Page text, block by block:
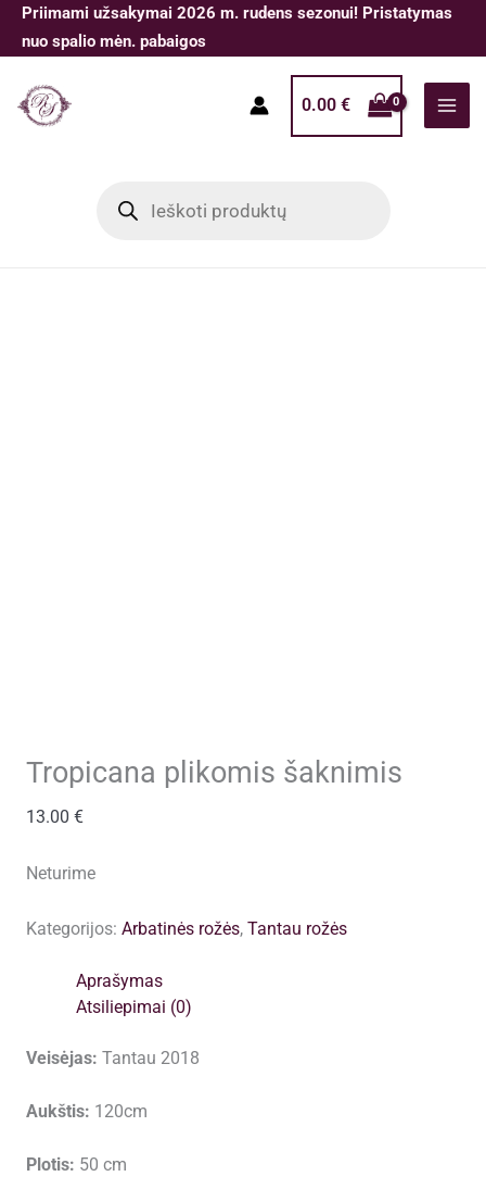
Pereiti
prie
Priimami užsakymai 2026 m. rudens sezonui! Pristatymas
nuo spalio mėn. pabaigos
0.00 €
search
Tropicana plikomis šaknimis
13.00 €
Neturime
Kategorijos: Arbatinės rožės, Tantau rožės
Aprašymas
Atsiliepimai (0)
Veisėjas: Tantau 2018
Aukštis: 120cm
Plotis: 50 cm